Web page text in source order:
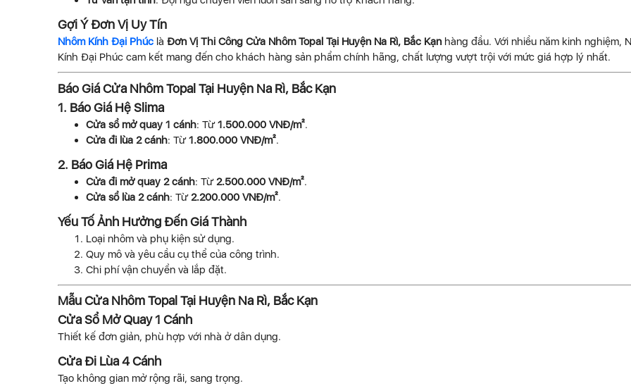
Gợi Ý Đơn Vị Uy Tín
Nhôm Kính Đại Phúc là Đơn Vị Thi Công Cửa Nhôm Topal Tại Huyện Na Rì, Bắc Kạnhàng đầu. Với nhiều năm kinh nghiệm,
Kính Đại Phúc cam kết mang đến cho khách hàng sản phẩm chính hãng, chất lượng vượt trội với mức giá hợp lý nhất.
Báo Giá Cửa Nhôm Topal Tại Huyện Na Rì, Bắc Kạn
1. Báo Giá Hệ Slima
Cửa sổ mở quay 1 cánh: Từ1.500.000 VNĐ/m².
Cửa đi lùa 2 cánh: Từ1.800.000 VNĐ/m².
2. Báo Giá Hệ Prima
Cửa đi mở quay 2 cánh: Từ2.500.000 VNĐ/m².
Cửa sổ lùa 2 cánh: Từ2.200.000 VNĐ/m².
Yếu Tố Ảnh Hưởng Đến Giá Thành
Loại nhôm và phụ kiện sử dụng.
Quy mô và yêu cầu cụ thể của công trình.
Chi phí vận chuyển và lắp đặt.
Mẫu Cửa Nhôm Topal Tại Huyện Na Rì, Bắc Kạn
Cửa Sổ Mở Quay 1 Cánh
Thiết kế đơn giản, phù hợp với nhà ở dân dụng.
Cửa Đi Lùa 4 Cánh
Tạo không gian mở rộng rãi, sang trọng.